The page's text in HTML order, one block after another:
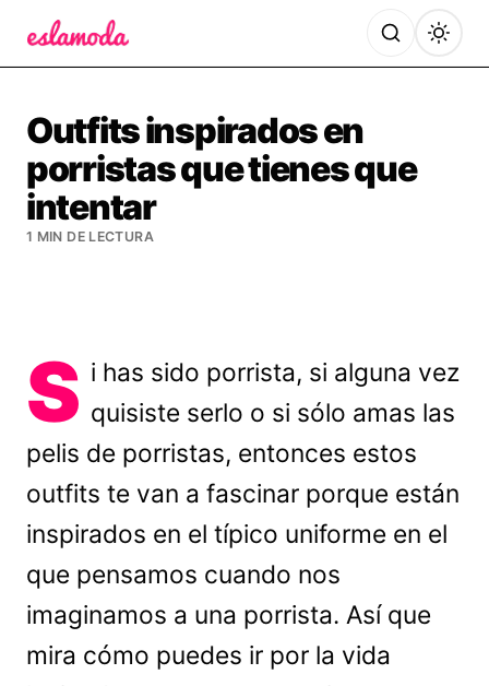
Outfits inspirados en
porristas que tienes que
intentar
1 MIN DE LECTURA
S i has sido porrista, si alguna vez
quisiste serlo o si sólo amas las
pelis de porristas, entonces estos
outfits te van a fascinar porque están
inspirados en el típico uniforme en el
que pensamos cuando nos
imaginamos a una porrista. Así que
mira cómo puedes ir por la vida